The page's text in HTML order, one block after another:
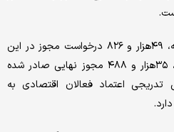
محمدی ادامه داد: در سال گذشته، ۴۹‌هزار و ۸۲۶ درخواست مجوز در این
سامانه ثبت شد که از این تعداد، ۳۵‌هزار و ۴۸۸ مجوز نهایی صادر شده
تدریجی اعتماد فعالان اقتصادی به